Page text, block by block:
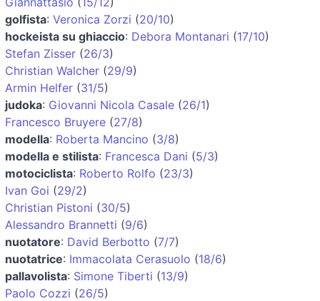
golfista: Veronica Zorzi (20/10)
hockeista su ghiaccio: Debora Montanari (17/10)
Stefan Zisser (26/3)
Christian Walcher (29/9)
Armin Helfer (31/5)
judoka: Giovanni Nicola Casale (26/1)
Francesco Bruyere (27/8)
modella: Roberta Mancino (3/8)
modella e stilista: Francesca Dani (5/3)
motociclista: Roberto Rolfo (23/3)
Ivan Goi (29/2)
Christian Pistoni (30/5)
Alessandro Brannetti (9/6)
nuotatore: David Berbotto (7/7)
nuotatrice: Immacolata Cerasuolo (18/6)
pallavolista: Simone Tiberti (13/9)
Paolo Cozzi (26/5)